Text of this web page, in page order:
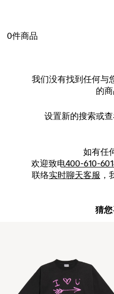
0件商品
我们没有找到任何与
的商
设置新的搜索或
如有任
欢迎致电400-610-
联络实时聊天客服 ，
猜